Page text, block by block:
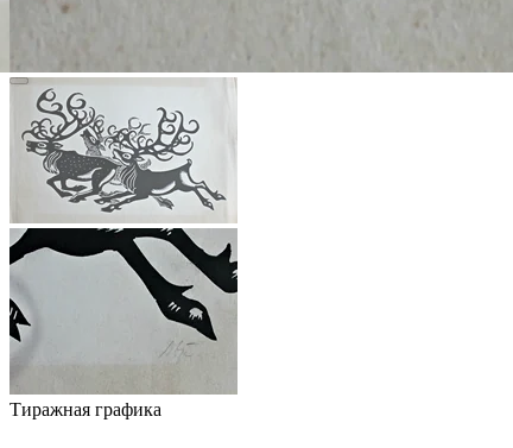
Тиражная графика